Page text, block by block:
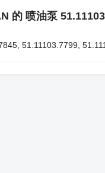
的 喷油泵
51.11103.7799,